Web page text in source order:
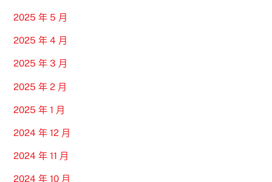
2025 年 5 月
2025 年 4 月
2025 年 3 月
2025 年 2 月
2025 年 1 月
2024 年 12 月
2024 年 11 月
2024 年 10 月